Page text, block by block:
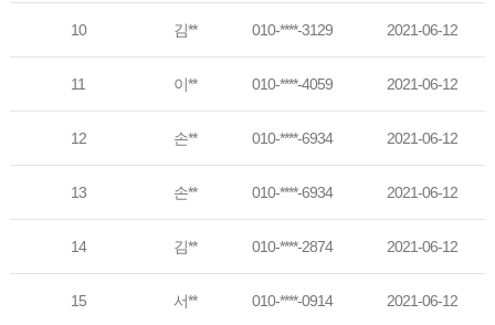
10 김** 010-****-3129 2021-06-12
11 이** 010-****-4059 2021-06-12
12 손** 010-****-6934 2021-06-12
13 손** 010-****-6934 2021-06-12
14 김** 010-****-2874 2021-06-12
15 서** 010-****-0914 2021-06-12